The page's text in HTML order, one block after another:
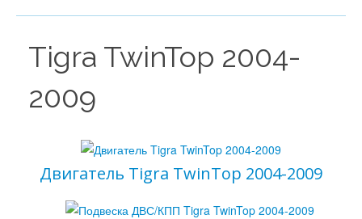
Tigra TwinTop 2004-
2009
Двигатель Tigra TwinTop 2004-2009